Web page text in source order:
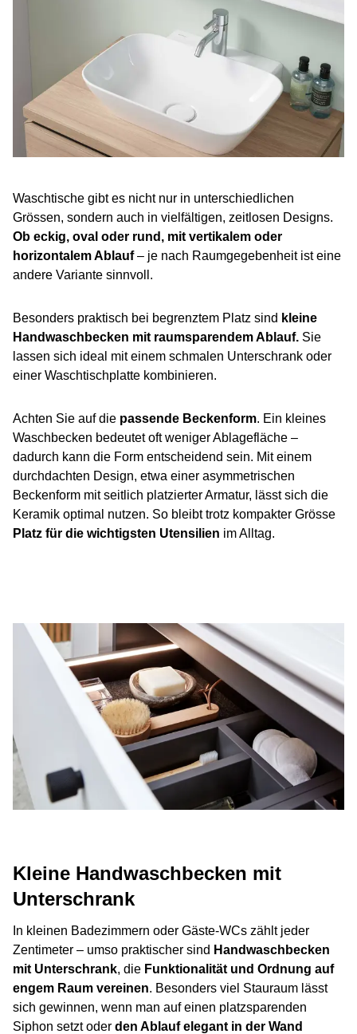
Waschtische gibt es nicht nur in unterschiedlichen
Grössen, sondern auch in vielfältigen, zeitlosen Designs.
Ob eckig, oval oder rund, mit vertikalem oder
horizontalem Ablauf– je nach Raumgegebenheit ist eine
andere Variante sinnvoll.
Besonders praktisch bei begrenztem Platz sind kleine
Handwaschbecken mit raumsparendem Ablauf. Sie
lassen sich ideal mit einem schmalen Unterschrank oder
einer Waschtischplatte kombinieren.
Achten Sie auf die passende Beckenform. Ein kleines
Waschbecken bedeutet oft weniger Ablagefläche –
dadurch kann die Form entscheidend sein. Mit einem
durchdachten Design, etwa einer asymmetrischen
Beckenform mit seitlich platzierter Armatur, lässt sich die
Keramik optimal nutzen. So bleibt trotz kompakter Grösse
Platz für die wichtigsten Utensilien im Alltag.
Kleine Handwaschbecken mit
Unterschrank
In kleinen Badezimmern oder Gäste-WCs zählt jeder
Zentimeter – umso praktischer sind Handwaschbecken
mit Unterschrank, die Funktionalität und Ordnung auf
engem Raum vereinen. Besonders viel Stauraum lässt
sich gewinnen, wenn man auf einen platzsparenden
Siphon setzt oder den Ablauf elegant in der Wand